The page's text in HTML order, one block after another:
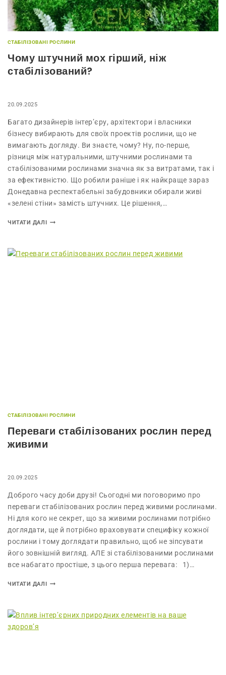
СТАБІЛІЗОВАНІ РОСЛИНИ
Чому штучний мох гірший, ніж
стабілізований?
20.09.2025
Багато дизайнерів інтер’єру, архітектори і власники
бізнесу вибирають для своїх проектів рослини, що не
вимагають догляду. Ви знаєте, чому? Ну, по-перше,
різниця між натуральними, штучними рослинами та
стабілізованими рослинами значна як за витратами, так і
за ефективністю. Що робили раніше і як найкраще зараз
Донедавна респектабельні забудовники обирали живі
«зелені стіни» замість штучних. Це рішення,…
ЧИТАТИ ДАЛІ
СТАБІЛІЗОВАНІ РОСЛИНИ
Переваги стабілізованих рослин перед
живими
20.09.2025
Доброго часу доби друзі! Сьогодні ми поговоримо про
переваги стабілізованих рослин перед живими рослинами.
Ні для кого не секрет, що за живими рослинами потрібно
доглядати, ще й потрібно враховувати специфіку кожної
рослини і тому доглядати правильно, щоб не зіпсувати
його зовнішній вигляд. АЛЕ зі стабілізованими рослинами
все набагато простіше, з цього перша перевага: 1)…
ЧИТАТИ ДАЛІ